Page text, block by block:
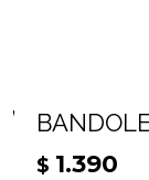
$ 1.390